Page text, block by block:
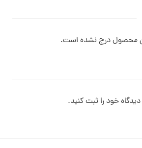
محصول درج نشده است.
دیدگاه خود را ثبت کنید.